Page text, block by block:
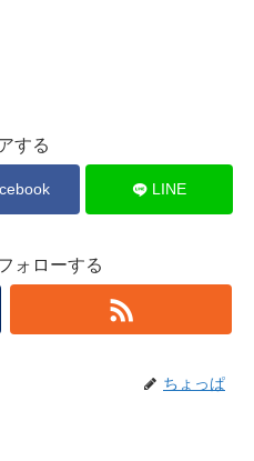
する
LINE
ォローする
ちょっぱ